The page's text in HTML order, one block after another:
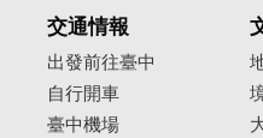
交通情報
出發前往臺中
自行開車
臺中機場